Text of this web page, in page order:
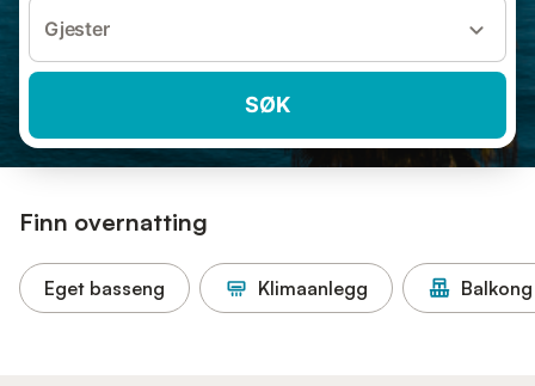
Gjester
SØK
Finn overnatting
Eget basseng Klimaanlegg